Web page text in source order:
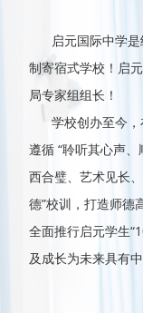
启元国际中学
制寄宿式学校！启
局专家组组长！
学校创办至今
遵循 “聆听其心声
西合璧、艺术见长
德”校训，打造师德
全面推行启元学生
及成长为未来具有